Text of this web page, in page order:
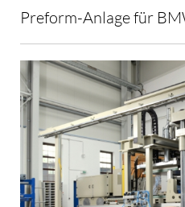
Preform-Anlage für